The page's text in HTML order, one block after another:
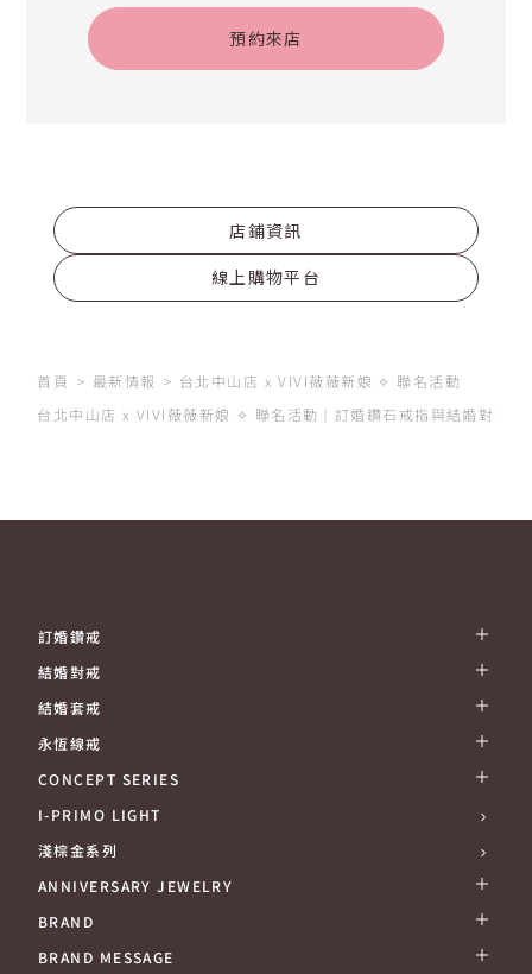
預約來店
店鋪資訊
線上購物平台
首頁 最新情報
台北中山店 x VIVI薇薇新娘 ✧ 聯名活動
台北中山店 x VIVI薇薇新娘 ✧ 聯名活動｜訂婚鑽石戒指與結婚對戒
訂婚鑽戒
結婚對戒
結婚套戒
永恆線戒
CONCEPT SERIES
I-PRIMO LIGHT
淺棕金系列
ANNIVERSARY JEWELRY
BRAND
BRAND MESSAGE